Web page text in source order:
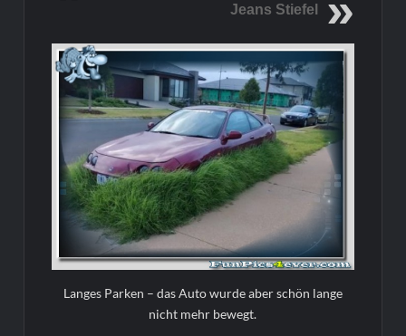
Jeans Stiefel
Langes Parken – das Auto wurde aber schön lange
nicht mehr bewegt.